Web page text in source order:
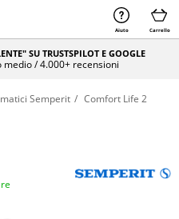
Aiuto Carrello
SU TRUSTSPILOT E GOOGLE
medio / 4.000+ recensioni
Semperit
Comfort Life 2